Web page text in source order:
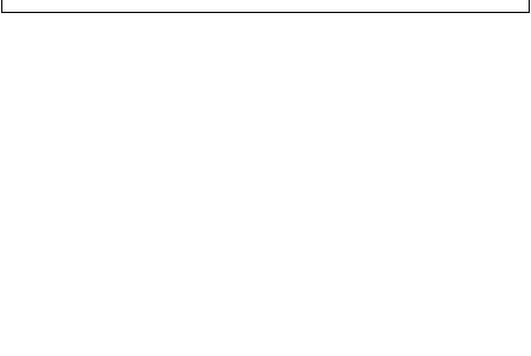
Dúvidas frequentes (FAQ)